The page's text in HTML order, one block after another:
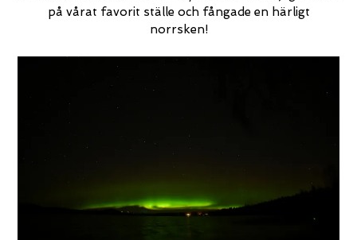
på vårat favorit ställe och fångade en härligt
norrsken!